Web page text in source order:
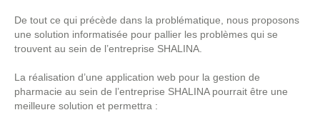
De tout ce qui précède dans la problématique, nous proposons
une solution informatisée pour pallier les problèmes qui se
trouvent au sein de l’entreprise SHALINA.
La réalisation d’une application web pour la gestion de
pharmacie au sein de l’entreprise SHALINA pourrait être une
meilleure solution et permettra :